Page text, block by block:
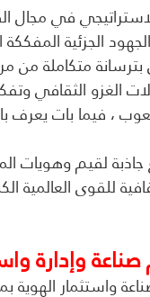
في مجال
الجزئية
متكاملة من
الغزو الثقافي
، فيما بات يعرف
لقيم وهويات
للقوى العالمية
وإدارة
واستثمار الهوية